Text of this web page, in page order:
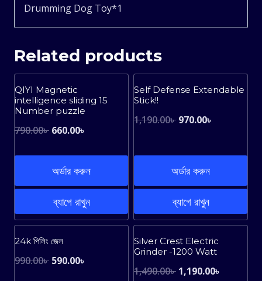
Drumming Dog Toy*1
Related products
QIYI Magnetic
intelligence sliding 15
Number puzzle
790.00৳ Original
was:
790.00৳ .
660.00৳
is:
660.00৳ .
অর্ডার করুন
ব্যাগে রাখুন
Sale!
Self Defense Extendable
Stick!!
1,190.00৳ Original
was:
1,190.00৳ .
970.00৳
is:
অর্ডার করুন
ব্যাগে রাখুন
24k পিলিং জেল
990.00৳ Original
590.00৳
Sale!
Silver Crest Electric
Grinder -1200 Watt
1,490.00৳ Original
1,190.00৳